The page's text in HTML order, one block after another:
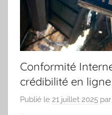
Conformité
crédibilité en ligne
Publié le 21 juillet 2025 par